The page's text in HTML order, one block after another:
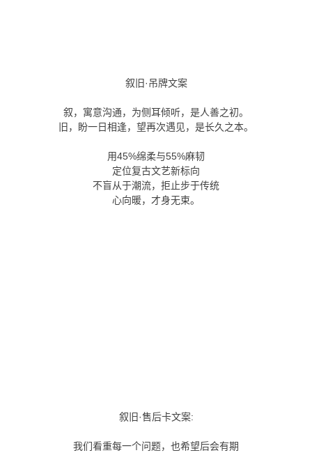
叙旧·吊牌文案
叙，寓意沟通，为侧耳倾听，是人善之初。
旧，盼一日相逢，望再次遇见，是长久之本。
用45%绵柔与55%麻韧
定位复古文艺新标向
不盲从于潮流，拒止步于传统
心向暖，才身无束。
叙旧·售后卡文案:
我们看重每一个问题，也希望后会有期